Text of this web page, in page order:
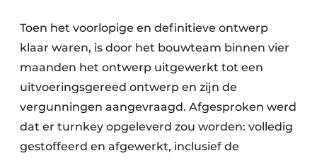
Toen het voorlopige en definitieve ontwerp
klaar waren, is door het bouwteam binnen vier
maanden het ontwerp uitgewerkt tot een
uitvoeringsgereed ontwerp en zijn de
vergunningen aangevraagd. Afgesproken werd
dat er turnkey opgeleverd zou worden: volledig
gestoffeerd en afgewerkt, inclusief de